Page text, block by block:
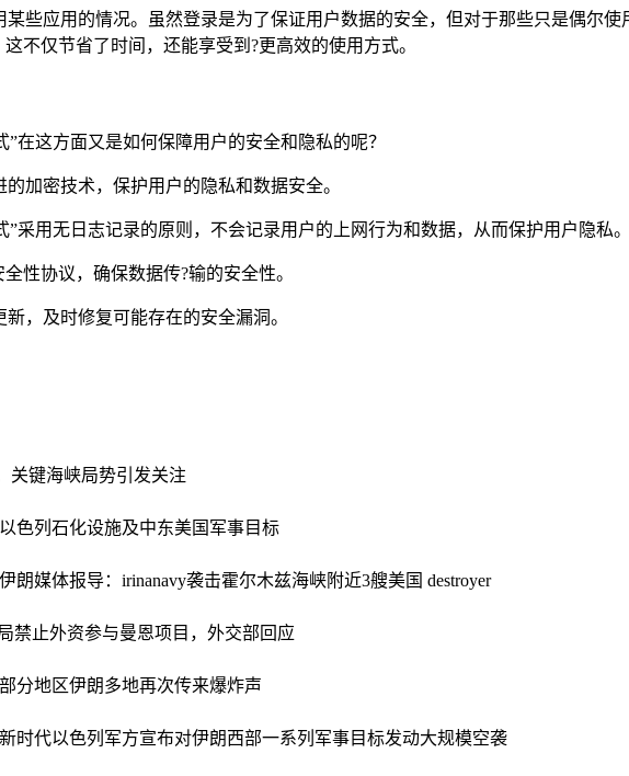
些应用的情况。虽然登录是为了保证用户数据的安全，但对于那些只是偶尔
不仅节省了时间，还能享受到?更高效的使用方式。
在这方面又是如何保障用户的安全和隐私的呢？
加密技术，保护用户的隐私和数据安全。
采用无日志记录的原则，不会记录用户的上网行为和数据，从而保护用户隐私。
性协议，确保数据传?输的安全性。
，及时修复可能存在的安全漏洞。
关键海峡局势引发关注
色列石化设施及中东美国军事目标
伊朗媒体报导：irinanavy袭击霍尔木兹海峡附近3艘美国 destroyer
禁止外资参与曼恩项目，外交部回应
分地区伊朗多地再次传来爆炸声
时代以色列军方宣布对伊朗西部一系列军事目标发动大规模空袭